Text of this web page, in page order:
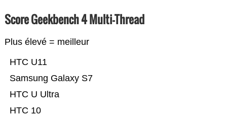
Score Geekbench 4 Multi-Thread
Plus élevé = meilleur
HTC 10
HTC U Ultra
Samsung Galaxy S7
HTC U11